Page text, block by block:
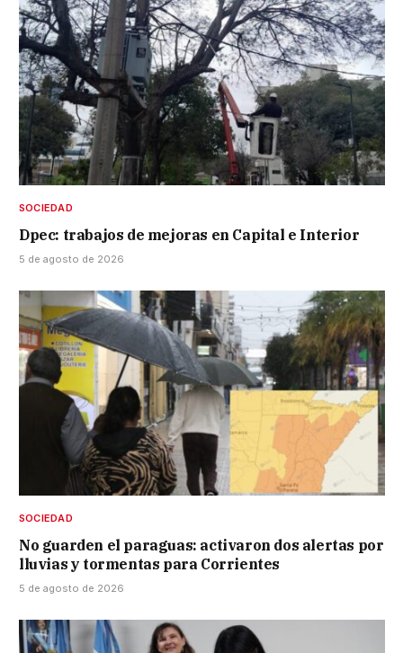
SOCIEDAD
Dpec: trabajos de mejoras en Capital e Interior
5 de agosto de 2026
SOCIEDAD
No guarden el paraguas: activaron dos alertas por
lluvias y tormentas para Corrientes
5 de agosto de 2026